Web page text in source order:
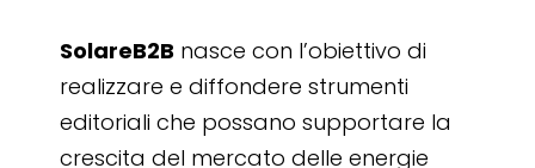
SolareB2B nasce con l’obiettivo di
realizzare e diffondere strumenti
editoriali che possano supportare la
crescita del mercato delle energie